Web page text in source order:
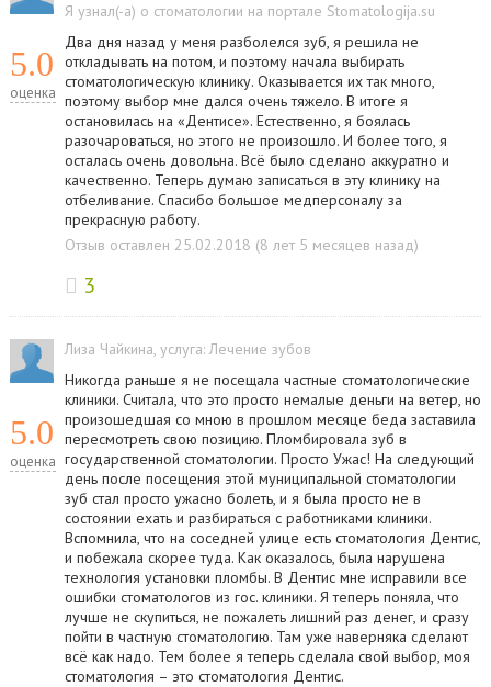
5.0
оценка
Я узнал(-а) о стоматологии на портале Stomatologija.su
Два дня назад у меня разболелся зуб, я решила не
откладывать на потом, и поэтому начала выбирать
стоматологическую клинику. Оказывается их так много,
поэтому выбор мне дался очень тяжело. В итоге я
остановилась на «Дентисе». Естественно, я боялась
разочароваться, но этого не произошло. И более того, я
осталась очень довольна. Всё было сделано аккуратно и
качественно. Теперь думаю записаться в эту клинику на
отбеливание. Спасибо большое медперсоналу за
прекрасную работу.
Отзыв оставлен 25.02.2018 (8 лет 5 месяцев назад)
3
5.0
оценка
Лиза Чайкина, услуга:Лечение зубов
Никогда раньше я не посещала частные стоматологические
клиники. Считала, что это просто немалые деньги на ветер, но
произошедшая со мною в прошлом месяце беда заставила
пересмотреть свою позицию. Пломбировала зуб в
государственной стоматологии. Просто Ужас! На следующий
день после посещения этой муниципальной стоматологии
зуб стал просто ужасно болеть, и я была просто не в
состоянии ехать и разбираться с работниками клиники.
Вспомнила, что на соседней улице есть стоматология Дентис,
и побежала скорее туда. Как оказалось, была нарушена
технология установки пломбы. В Дентис мне исправили все
ошибки стоматологов из гос. клиники. Я теперь поняла, что
лучше не скупиться, не пожалеть лишний раз денег, и сразу
пойти в частную стоматологию. Там уже наверняка сделают
всё как надо. Тем более я теперь сделала свой выбор, моя
стоматология – это стоматология Дентис.